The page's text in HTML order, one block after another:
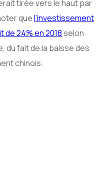
tirée vers le haut par
quel’investissement
de 24% en 2018selon
du fait de la baisse des
chinois.